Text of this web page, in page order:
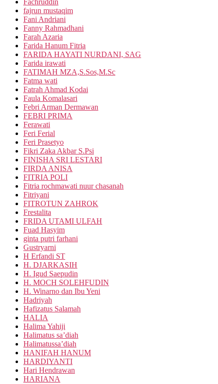
Fachruddin
fajrun mustaqim
Fani Andriani
Fanny Rahmadhani
Farah Azaria
Farida Hanum Fitria
FARIDA HAYATI NURDANI, SAG
Farida irawati
FATIMAH MZA,S.Sos,M.Sc
Fatma wati
Fatrah Ahmad Kodai
Faula Komalasari
Febri Arman Dermawan
FEBRI PRIMA
Ferawati
Feri Ferial
Feri Prasetyo
Fikri Zaka Akbar S.Psi
FINISHA SRI LESTARI
FIRDA ANISA
FITRIA POLI
Fitria rochmawati nuur chasanah
Fitriyani
FITROTUN ZAHROK
Frestalita
FRIDA UTAMI ULFAH
Fuad Hasyim
ginta putri farhani
Gustryarni
H Erfandi ST
H. DJARKASIH
H. Igud Saepudin
H. MOCH SOLEHFUDIN
H. Winarno dan Ibu Yeni
Hadriyah
Hafizatus Salamah
HALIA
Halima Yahiji
Halimatus sa’diah
Halimatussa’diah
HANIFAH HANUM
HARDIYANTI
Hari Hendrawan
HARIANA